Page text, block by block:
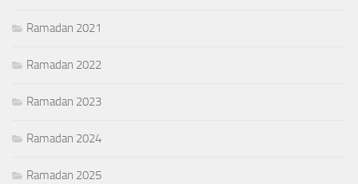
Ramadan 2021
Ramadan 2022
Ramadan 2023
Ramadan 2024
Ramadan 2025